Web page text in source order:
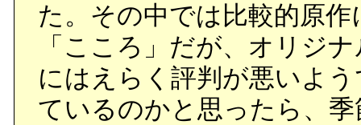
た。その中では比較的原
「こころ」だが、オリジ
にはえらく評判が悪いよ
ているのかと思ったら、